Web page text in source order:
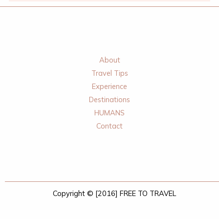
About
Travel Tips
Experience
Destinations
HUMANS
Contact
Copyright © [2016] FREE TO TRAVEL